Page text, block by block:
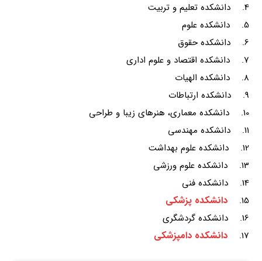
4. دانشکده تعلیم و تربیت
5. دانشکده علوم
6. دانشکده حقوق
7. دانشکده اقتصاد و علوم اداری
8. دانشکده الهیات
9. دانشکده ارتباطات
10. دانشکده معماری، هنرهای زیبا و طراحی
11. دانشکده مهندسی
12. دانشکده علوم بهداشت
13. دانشکده علوم ورزشی
14. دانشکده فنی
15.
دانشکده پزشکی
16. دانشکده گردشگری
17.
دانشکده دامپزشکی